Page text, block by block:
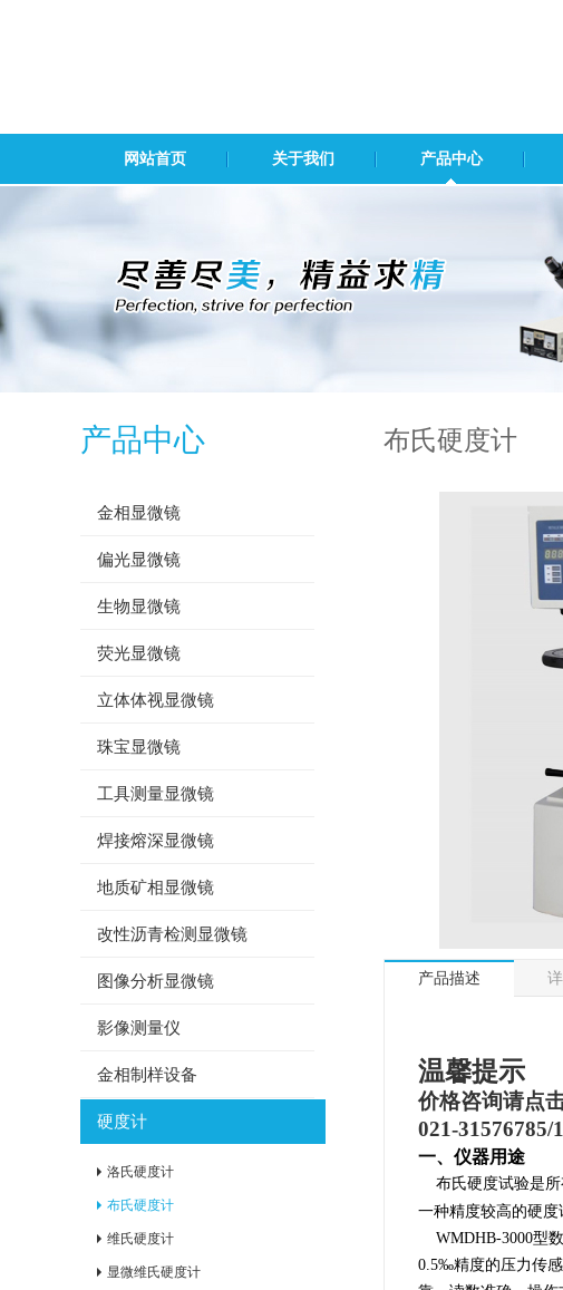
网站首页 关于我们 产品中心
产品中心
金相显微镜
偏光显微镜
生物显微镜
荧光显微镜
立体体视显微镜
珠宝显微镜
工具测量显微镜
焊接熔深显微镜
地质矿相显微镜
改性沥青检测显微镜
图像分析显微镜
影像测量仪
金相制样设备
硬度计
洛氏硬度计
布氏硬度计
维氏硬度计
显微维氏硬度计
布氏硬度计
产品描述
温馨提示
价格咨询请点
021-31576785/
一、 仪器用途
布氏硬度试验是
一种精度较高的硬
WMDHB-3000型
0.5‰精度的压力传